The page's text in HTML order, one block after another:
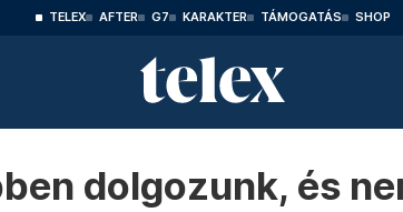
TELEX AFTER G7 KARAKTER TÁMOGATÁS SHOP
dolgozunk, és